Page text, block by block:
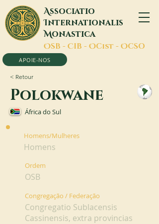
Associatio
Internationalis
Monastica
OSB - CIB - OCist - OCSO
APOIE-NOS
< Retour
Polokwane
África do Sul
Homens/Mulheres
Homens
Ordem
OSB
Congregação / Federação
Congregatio Sublacensis
Cassinensis, extra provincias